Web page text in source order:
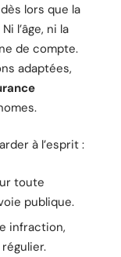
lors que la
l’âge, ni la
de compte.
adaptées,
à l’esprit :
toute
publique.
infraction,
régulier.